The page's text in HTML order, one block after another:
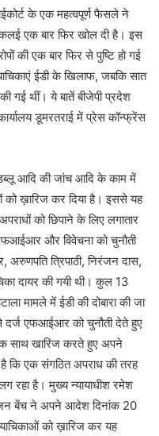
के एक महत्वपूर्ण फैसले ने
एक बार फिर खोल दी है। इस
की एक बार फिर से पुष्टि हो गई
ईडी के खिलाफ, जबकि सात
गई थीं। ये बातें बीजेपी प्रदेश
डूमरतराई में प्रेस कॉन्फ्रेंस
आदि की जांच आदि के काम में
को ख़ारिज कर दिया है। इससे यह
को छिपाने के लिए लगातार
और विवेचना को चुनौती
त्रिपाठी, निरंजन दास,
दायर की गयी थी। कुल 13
मामले में ईडी की दोबारा की जा
दर्ज एफआईआर को चुनौती देते हुए
साथ खारिज करते हुए अपने
कि एक संगठित अपराध की तरह
रहा है। मुख्य न्यायाधीश रमेश
बेंच ने अपने आदेश दिनांक 20
याचिकाओं को ख़ारिज कर यह